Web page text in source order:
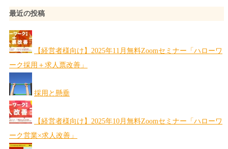
最近の投稿
【経営者様向け】2025年11月無料Zoomセミナー「ハローワ
ーク採用＋求人票改善」
採用と懸垂
【経営者様向け】2025年10月無料Zoomセミナー「ハローワ
ーク営業×求人改善」